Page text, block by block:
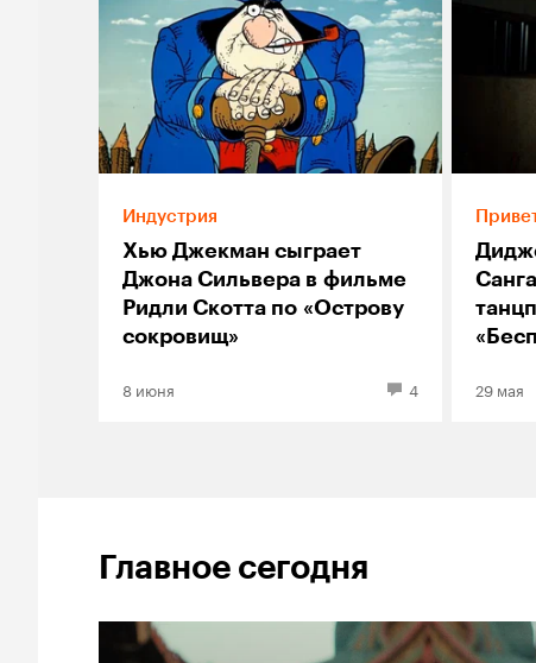
Индустрия
Хью Джекман сыграет
Джона Сильвера в фильме
Ридли Скотта по «Острову
сокровищ»
8 июня 4 29 мая
Главное сегодня